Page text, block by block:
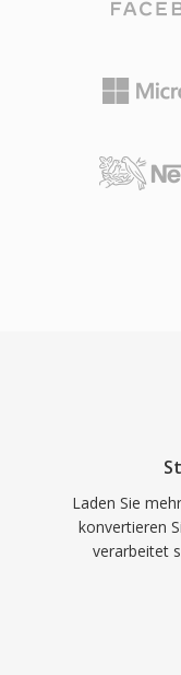
Laden Sie
konvertieren
verarbeitet